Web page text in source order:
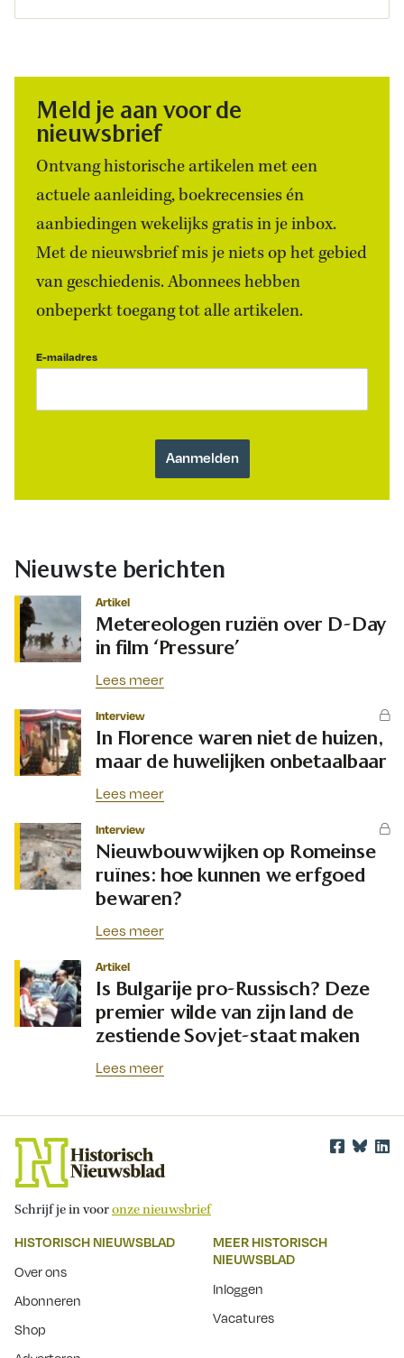
Meld je aan voor de
nieuwsbrief
Ontvang historische artikelen met een
actuele aanleiding, boekrecensies én
aanbiedingen wekelijks gratis in je inbox.
Met de nieuwsbrief mis je niets op het gebied
van geschiedenis. Abonnees hebben
onbeperkt toegang tot alle artikelen.
E-mailadres
Nieuwste berichten
Artikel
Metereologen ruziën over D-Day
in film ‘Pressure’
Lees meer
Interview
In Florence waren niet de huizen,
maar de huwelijken onbetaalbaar
Lees meer
Interview
Nieuwbouwwijken op Romeinse
ruïnes: hoe kunnen we erfgoed
bewaren?
Lees meer
Artikel
Is Bulgarije pro-Russisch? Deze
premier wilde van zijn land de
zestiende Sovjet-staat maken
Lees meer
Schrijf je in vooronze nieuwsbrief
HISTORISCH NIEUWSBLAD
Over ons
Abonneren
Shop
MEER HISTORISCH
NIEUWSBLAD
Inloggen
Vacatures